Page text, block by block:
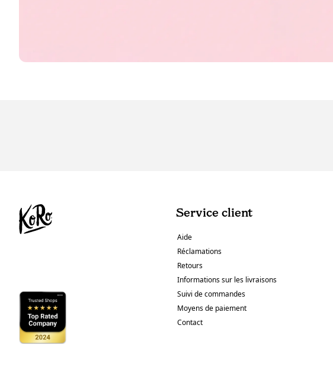
Service client
Aide
Réclamations
Retours
Informations sur les livraisons
Suivi de commandes
Moyens de paiement
Contact